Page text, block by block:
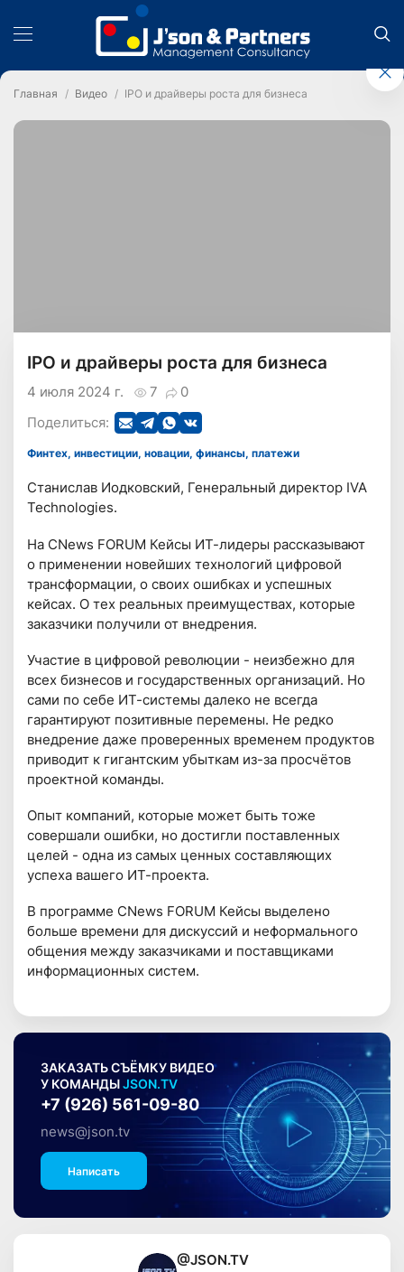
Главная Видео IPO и драйверы роста для бизнеса
IPO и драйверы роста для бизнеса
7 0
4 июля 2024 г.
Поделиться:
Финтех, инвестиции, новации, финансы, платежи
Станислав Иодковский, Генеральный директор IVA
Technologies.
На CNews FORUM Кейсы ИТ-лидеры рассказывают
о применении новейших технологий цифровой
трансформации, о своих ошибках и успешных
кейсах. О тех реальных преимуществах, которые
заказчики получили от внедрения.
Участие в цифровой революции - неизбежно для
всех бизнесов и государственных организаций. Но
сами по себе ИТ-системы далеко не всегда
гарантируют позитивные перемены. Не редко
внедрение даже проверенных временем продуктов
приводит к гигантским убыткам из-за просчётов
проектной команды.
Опыт компаний, которые может быть тоже
совершали ошибки, но достигли поставленных
целей - одна из самых ценных составляющих
успеха вашего ИТ-проекта.
В программе CNews FORUM Кейсы выделено
больше времени для дискуссий и неформального
общения между заказчиками и поставщиками
информационных систем.
ЗАКАЗАТЬ СЪЁМКУ ВИДЕО
У КОМАНДЫJSON.TV
+7 (926) 561-09-80
news@json.tv
Написать
@JSON.TV